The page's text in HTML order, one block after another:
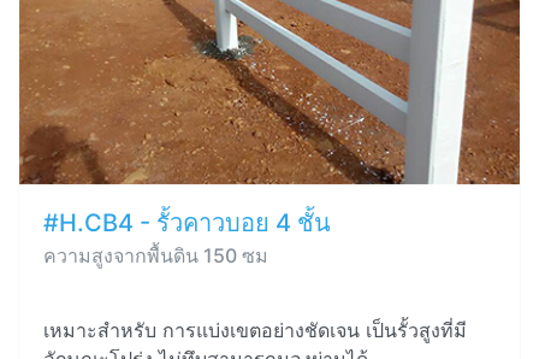
#H.CB4 - รั้วคาวบอย 4 ชั้น
ความสูงจากพื้นดิน 150 ซม
เหมาะสำหรับ การแบ่งเขตอย่างชัดเจน เป็นรั้วสูงที่มี